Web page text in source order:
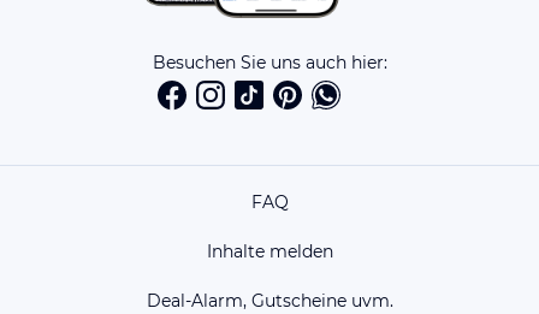
Besuchen Sie uns auch hier:
FAQ
Inhalte melden
Deal-Alarm, Gutscheine uvm.